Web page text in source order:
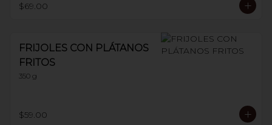
$69.00
FRIJOLES CON PLÁTANOS
FRITOS
350 g
$59.00